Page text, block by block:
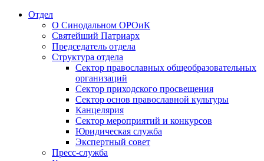
Отдел
О Синодальном ОРОиК
Святейший Патриарх
Председатель отдела
Структура отдела
Сектор православных общеобразовательных
организаций
Сектор приходского просвещения
Сектор основ православной культуры
Канцелярия
Сектор мероприятий и конкурсов
Юридическая служба
Экспертный совет
Пресс-служба